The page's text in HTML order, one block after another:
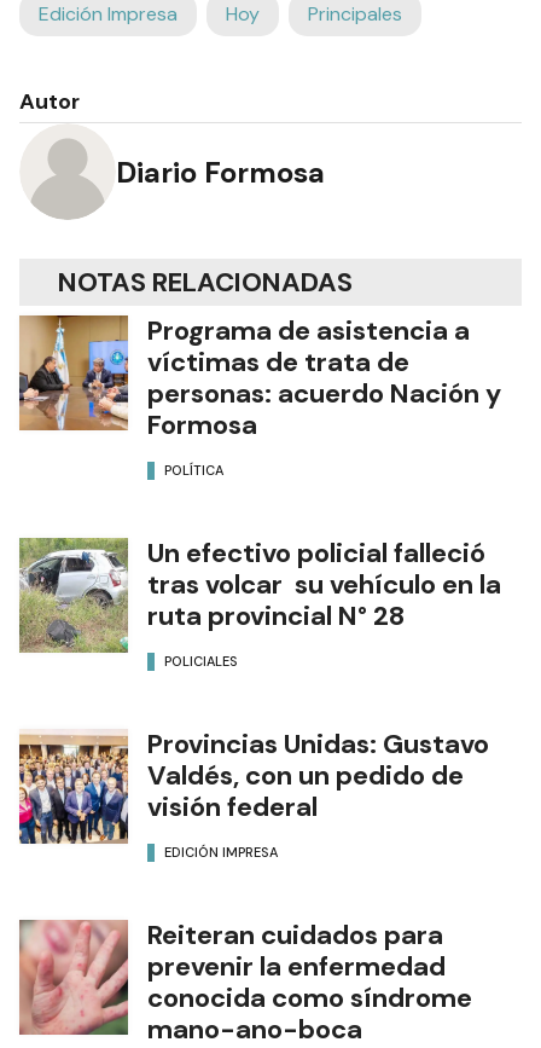
Edición Impresa Hoy Principales
Autor
Diario Formosa
NOTAS RELACIONADAS
Programa de asistencia a
víctimas de trata de
personas: acuerdo Nación y
Formosa
POLÍTICA
Un efectivo policial falleció
tras volcar su vehículo en la
ruta provincial N° 28
POLICIALES
Provincias Unidas: Gustavo
Valdés, con un pedido de
visión federal
EDICIÓN IMPRESA
Reiteran cuidados para
prevenir la enfermedad
conocida como síndrome
mano-ano-boca